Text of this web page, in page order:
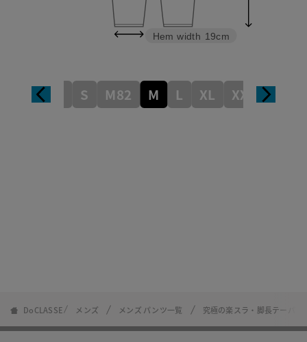
Hem width 19cm
S82 S M82 M L XL XXL
DoCLASSE メンズ メンズ パンツ一覧 究極の楽スラ・脚長テーパー